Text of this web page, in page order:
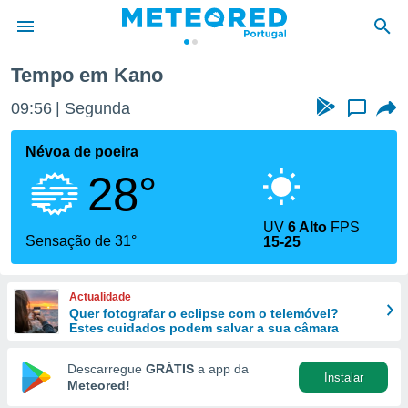
da
foi
fornecidas
a este
das
e
forma
digital
Tempo em Kano
09:56 Segunda ...
Névoa de poeira
28°
Sensação de 31°
UV6 Alto FPS
15-25
Actualidade
Quer fotografar o eclipse com o telemóvel?
Estes cuidados podem salvar a sua câmara
Descarregue GRÁTIS a app da
Meteored!
Instalar